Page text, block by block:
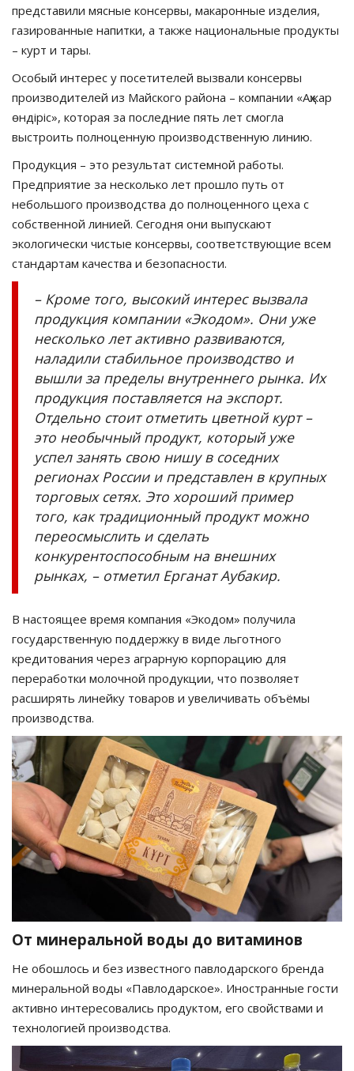
представили мясные консервы, макаронные изделия,
газированные напитки, а также национальные продукты
– курт и тары.
Особый интерес у посетителей вызвали консервы
производителей из Майского района – компании «Ақжар
өндіріс», которая за последние пять лет смогла
выстроить полноценную производственную линию.
Продукция – это результат системной работы.
Предприятие за несколько лет прошло путь от
небольшого производства до полноценного цеха с
собственной линией. Сегодня они выпускают
экологически чистые консервы, соответствующие всем
стандартам качества и безопасности.
– Кроме того, высокий интерес вызвала
продукция компании «Экодом». Они уже
несколько лет активно развиваются,
наладили стабильное производство и
вышли за пределы внутреннего рынка. Их
продукция поставляется на экспорт.
Отдельно стоит отметить цветной курт –
это необычный продукт, который уже
успел занять свою нишу в соседних
регионах России и представлен в крупных
торговых сетях. Это хороший пример
того, как традиционный продукт можно
переосмыслить и сделать
конкурентоспособным на внешних
рынках, – отметил Ерганат Аубакир.
В настоящее время компания «Экодом» получила
государственную поддержку в виде льготного
кредитования через аграрную корпорацию для
переработки молочной продукции, что позволяет
расширять линейку товаров и увеличивать объёмы
производства.
От минеральной воды до витаминов
Не обошлось и без известного павлодарского бренда
минеральной воды «Павлодарское». Иностранные гости
активно интересовались продуктом, его свойствами и
технологией производства.